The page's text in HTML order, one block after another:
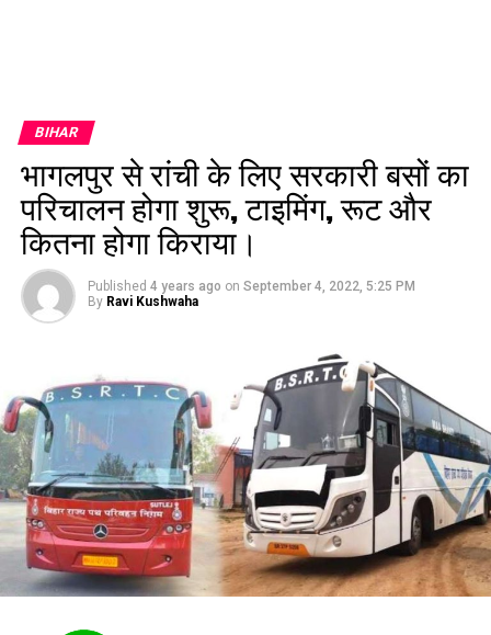
BIHAR
भागलपुर से रांची के लिए सरकारी बसों का
परिचालन होगा शुरू, टाइमिंग, रूट और
कितना होगा किराया।
Published 4 years ago on September 4, 2022, 5:25 PM
By Ravi Kushwaha